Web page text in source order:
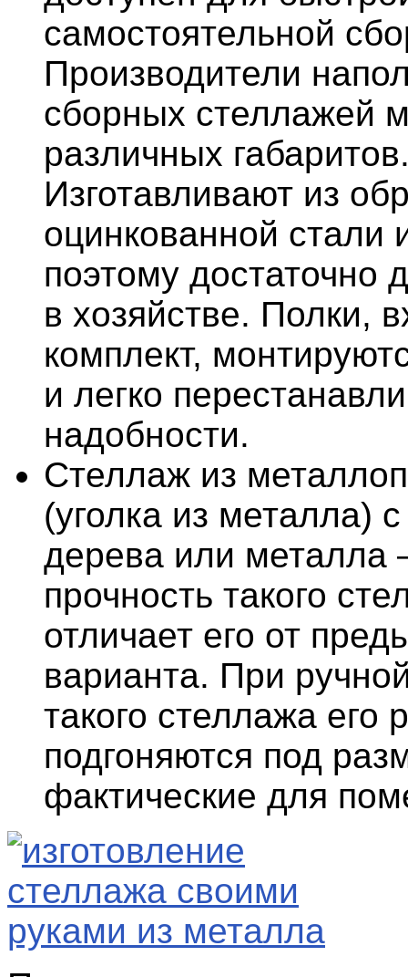
самостоятельной
Производители
сборных стеллажей
различных
Изготавливают из
оцинкованной стали
поэтому достаточно
в хозяйстве. Полки,
комплект,
и легко
надобности.
Стеллаж из
(уголка из металла)
дерева или металла
прочность такого
отличает его от
варианта. При
такого стеллажа его
подгоняются под
фактические для